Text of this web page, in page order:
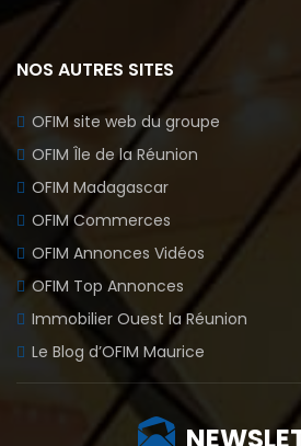
NOS AUTRES SITES
OFIM site web du groupe
OFIM Île de la Réunion
OFIM Madagascar
OFIM Commerces
OFIM Annonces Vidéos
OFIM Top Annonces
Immobilier Ouest la Réunion
Le Blog d’OFIM Maurice